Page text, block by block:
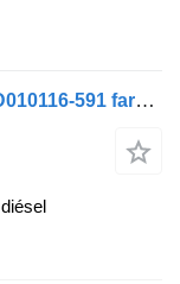
DAF DAF,HEALLA XF106 (01.14-) 1LD010116-591 faro delantero para DAF XF106 (2014-) cabeza tractora
diésel